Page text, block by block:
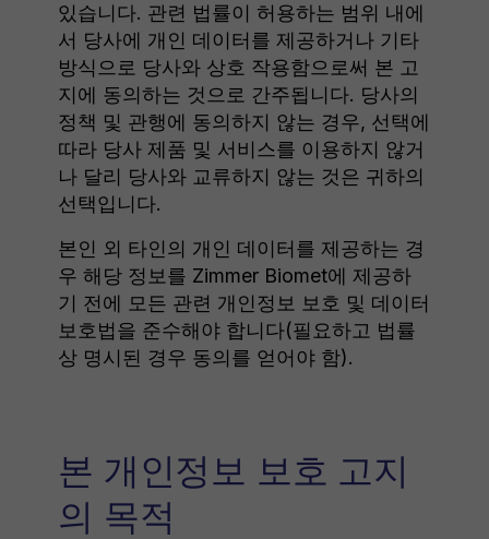
있습니다. 관련 법률이 허용하는 범위 내에
서 당사에 개인 데이터를 제공하거나 기타
방식으로 당사와 상호 작용함으로써 본 고
지에 동의하는 것으로 간주됩니다. 당사의
정책 및 관행에 동의하지 않는 경우, 선택에
따라 당사 제품 및 서비스를 이용하지 않거
나 달리 당사와 교류하지 않는 것은 귀하의
선택입니다.
본인 외 타인의 개인 데이터를 제공하는 경
우 해당 정보를 Zimmer Biomet에 제공하
기 전에 모든 관련 개인정보 보호 및 데이터
보호법을 준수해야 합니다(필요하고 법률
상 명시된 경우 동의를 얻어야 함).
본 개인정보 보호 고지
의 목적